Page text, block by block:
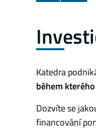
Katedra
během
Dozvíte se
financování